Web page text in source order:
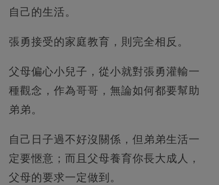
自己的生活。
張勇接受的家庭教育，則完全相反。
父母偏心小兒子，從小就對張勇灌輸一
種觀念，作為哥哥，無論如何都要幫助
弟弟。
自己日子過不好沒關係，但弟弟生活一
定要愜意；而且父母養育你長大成人，
父母的要求一定做到。